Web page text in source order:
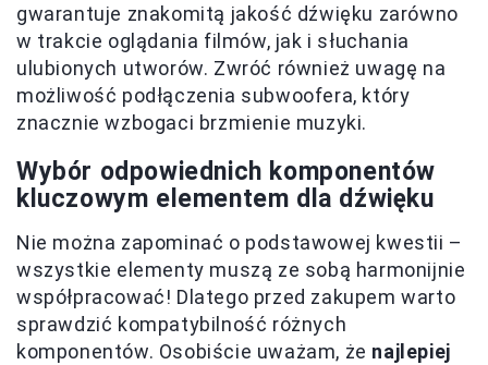
gwarantuje znakomitą jakość dźwięku zarówno
w trakcie oglądania filmów, jak i słuchania
ulubionych utworów. Zwróć również uwagę na
możliwość podłączenia subwoofera, który
znacznie wzbogaci brzmienie muzyki.
Wybór odpowiednich komponentów
kluczowym elementem dla dźwięku
Nie można zapominać o podstawowej kwestii –
wszystkie elementy muszą ze sobą harmonijnie
współpracować! Dlatego przed zakupem warto
sprawdzić kompatybilność różnych
komponentów. Osobiście uważam, że najlepiej